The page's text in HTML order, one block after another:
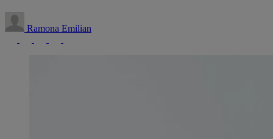
Ramona Emilian